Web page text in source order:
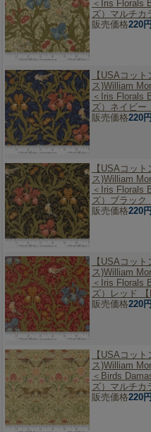
＜Iris Florals
ズ）マルチカ
販売価格220円
【USAコット
ス)William
＜Iris Florals
ズ）ネイビー
販売価格220円
【USAコット
ス)William
＜Iris Florals
ズ）ブラック
販売価格220円
【USAコット
ス)William
＜Iris Florals
ズ）レッド
販売価格220円
【USAコット
ス)William
＜Birds
ズ）マルチカ
販売価格220円